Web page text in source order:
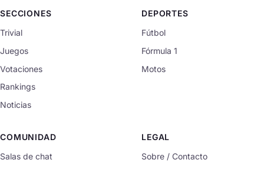
SECCIONES
Trivial
Juegos
Votaciones
Rankings
Noticias
DEPORTES
Fútbol
Fórmula 1
Motos
COMUNIDAD
Salas de chat
LEGAL
Sobre / Contacto